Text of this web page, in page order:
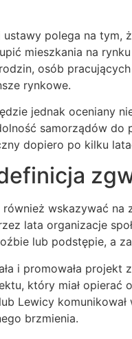
ustawy polega na tym,
mieszkania na
osób
rynkowe.
jednak oceniany
samorządów do
dopiero po kilku
również wskazywać na
lata organizacje
lub podstępie, a
i promowała
który miał
Lewicy
brzmienia.